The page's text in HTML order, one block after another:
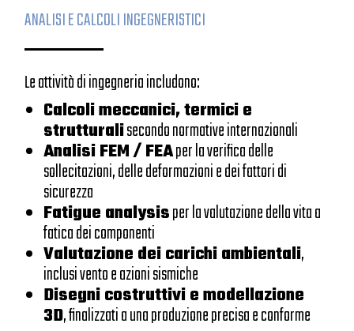
ANALISI E CALCOLI INGEGNERISTICI
Le attività di ingegneria includono:
Calcoli meccanici, termici e
strutturalisecondo normative internazionali
Analisi FEM / FEAper la verifica delle
sollecitazioni, delle deformazioni e dei fattori di
sicurezza
Fatigue analysisper la valutazione della vita a
fatica dei componenti
Valutazione dei carichi ambientali,
inclusi vento e azioni sismiche
Disegni costruttivi e modellazione
3D, finalizzati a una produzione precisa e conforme